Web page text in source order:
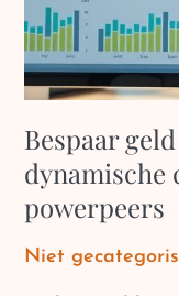
Bespaar
dynamische
powerpeers
Niet